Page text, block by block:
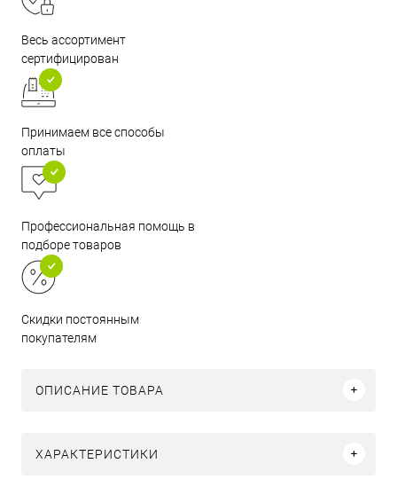
Весь ассортимент
сертифицирован
Принимаем все способы
оплаты
Профессиональная помощь в
подборе товаров
Скидки постоянным
покупателям
ОПИСАНИЕ ТОВАРА
ХАРАКТЕРИСТИКИ